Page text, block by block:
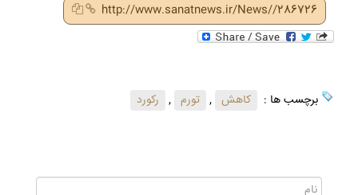
http://www.sanatnews.ir/News//286726
برچسب ها : کاهش , تورم , رکورد